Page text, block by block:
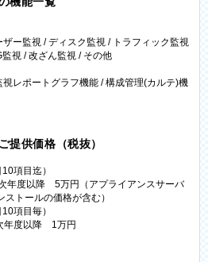
ー監視 / ディスク監視 / トラフィック監視
視 / 改ざん監視 / その他
レポートグラフ機能 / 構成管理(カルテ)機
提供価格（税抜）
項目迄）
度以降 5万円（アプライアンスサーバ
トールの価格が含む）
項目毎）
度以降 1万円